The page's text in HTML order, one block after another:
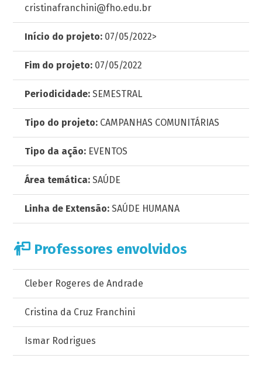
cristinafranchini@fho.edu.br
Início do projeto: 07/05/2022>
Fim do projeto: 07/05/2022
Periodicidade: SEMESTRAL
Tipo do projeto: CAMPANHAS COMUNITÁRIAS
Tipo da ação: EVENTOS
Área temática: SAÚDE
Linha de Extensão: SAÚDE HUMANA
Professores envolvidos
Cleber Rogeres de Andrade
Cristina da Cruz Franchini
Ismar Rodrigues